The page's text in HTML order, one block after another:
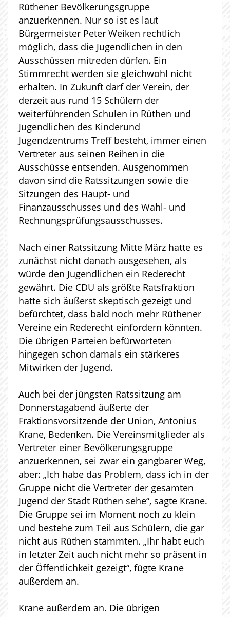
Rüthener Bevölkerungsgruppe
anzuerkennen. Nur so ist es laut
Bürgermeister Peter Weiken rechtlich
möglich, dass die Jugendlichen in den
Ausschüssen mitreden dürfen. Ein
Stimmrecht werden sie gleichwohl nicht
erhalten. In Zukunft darf der Verein, der
derzeit aus rund 15 Schülern der
weiterführenden Schulen in Rüthen und
Jugendlichen des Kinderund
Jugendzentrums Treff besteht, immer einen
Vertreter aus seinen Reihen in die
Ausschüsse entsenden. Ausgenommen
davon sind die Ratssitzungen sowie die
Sitzungen des Haupt- und
Finanzausschusses und des Wahl- und
Rechnungsprüfungsausschusses.
Nach einer Ratssitzung Mitte März hatte es
zunächst nicht danach ausgesehen, als
würde den Jugendlichen ein Rederecht
gewährt. Die CDU als größte Ratsfraktion
hatte sich äußerst skeptisch gezeigt und
befürchtet, dass bald noch mehr Rüthener
Vereine ein Rederecht einfordern könnten.
Die übrigen Parteien befürworteten
hingegen schon damals ein stärkeres
Mitwirken der Jugend.
Auch bei der jüngsten Ratssitzung am
Donnerstagabend äußerte der
Fraktionsvorsitzende der Union, Antonius
Krane, Bedenken. Die Vereinsmitglieder als
Vertreter einer Bevölkerungsgruppe
anzuerkennen, sei zwar ein gangbarer Weg,
aber: „Ich habe das Problem, dass ich in der
Gruppe nicht die Vertreter der gesamten
Jugend der Stadt Rüthen sehe“, sagte Krane.
Die Gruppe sei im Moment noch zu klein
und bestehe zum Teil aus Schülern, die gar
nicht aus Rüthen stammten. „Ihr habt euch
in letzter Zeit auch nicht mehr so präsent in
der Öffentlichkeit gezeigt“, fügte Krane
außerdem an.
Krane außerdem an. Die übrigen